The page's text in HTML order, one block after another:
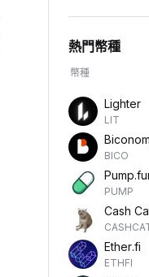
熱門幣種
幣種
Lighter
LIT
BICO
PUMP
Cash
Ether.fi
ETHFI